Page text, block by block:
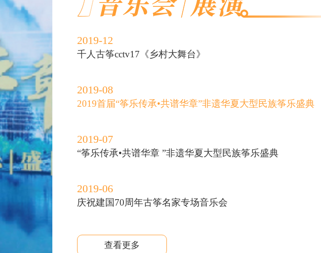
2019-12
千人古筝cctv17《乡村大舞台》
2019-08
2019首届“筝乐传承•共谱华章”非遗华夏大型民族筝乐盛典
2019-07
“筝乐传承•共谱华章 ”非遗华夏大型民族筝乐盛典
2019-06
庆祝建国70周年古筝名家专场音乐会
查看更多